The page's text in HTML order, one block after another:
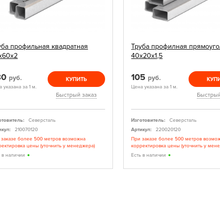
профильная квадратная
руб.
указана за 1 м.
КУПИТЬ
Быстрый заказ
Северсталь
210070120
более 500 метров возможна
цены (уточнить у менеджера)
в наличии
Труба профилная
40х20х1,5
105 руб.
Цена указана за 1 м.
Изготовитель:
Северсталь
Артикул:
220020120
При заказе более 500 метров
корректировка цены (уточнить у
Есть в наличии